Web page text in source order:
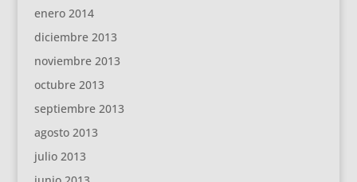
enero 2014
diciembre 2013
noviembre 2013
octubre 2013
septiembre 2013
agosto 2013
julio 2013